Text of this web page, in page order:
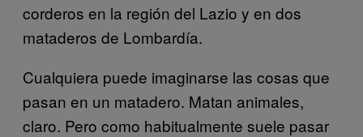
corderos en la región del Lazio y en dos
mataderos de Lombardía.
Cualquiera puede imaginarse las cosas que
pasan en un matadero. Matan animales,
claro. Pero como habitualmente suele pasar